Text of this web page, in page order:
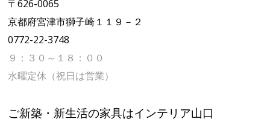
〒626-0065
京都府宮津市獅子崎１１９－２
0772-22-3748
９：３０～１８：００
水曜定休（祝日は営業）
ご新築・新生活の家具はインテリア山口